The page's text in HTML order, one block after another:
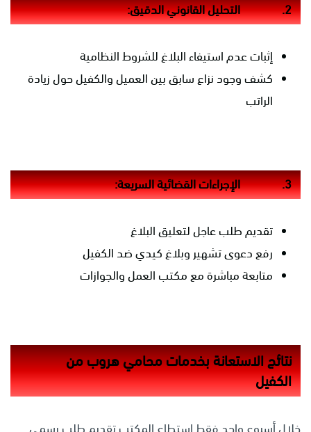
2. التحليل القانوني الدقيق:
إثبات عدم استيفاء البلاغ للشروط النظامية
كشف وجود نزاع سابق بين العميل والكفيل حول زيادة
الراتب
3. الإجراءات القضائية السريعة:
تقديم طلب عاجل لتعليق البلاغ
رفع دعوى تشهير وبلاغ كيدي ضد الكفيل
متابعة مباشرة مع مكتب العمل والجوازات
نتائج الاستعانة بخدمات محامي هروب من
الكفيل